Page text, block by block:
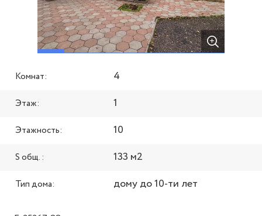
Комнат: 4
Этаж: 1
Этажность: 10
S общ. : 133 м2
Тип дома: дому до 10-ти лет